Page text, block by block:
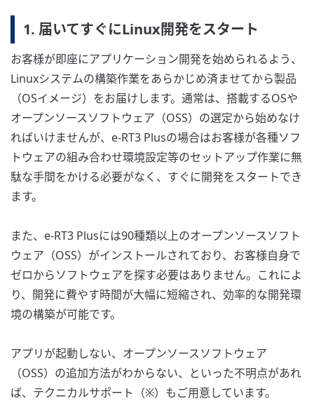
1. 届いてすぐにLinux開発をスタート
お客様が即座にアプリケーション開発を始められるよう、
Linuxシステムの構築作業をあらかじめ済ませてから製品
（OSイメージ）をお届けします。通常は、搭載するOSや
オープンソースソフトウェア（OSS）の選定から始めなけ
ればいけませんが、e-RT3 Plusの場合はお客様が各種ソフ
トウェアの組み合わせ環境設定等のセットアップ作業に無
駄な手間をかける必要がなく、すぐに開発をスタートでき
ます。
また、e-RT3 Plusには90種類以上のオープンソースソフト
ウェア（OSS）がインストールされており、お客様自身で
ゼロからソフトウェアを探す必要はありません。これによ
り、開発に費やす時間が大幅に短縮され、効率的な開発環
境の構築が可能です。
アプリが起動しない、オープンソースソフトウェア
（OSS）の追加方法がわからない、といった不明点があれ
ば、テクニカルサポート（※）もご用意しています。